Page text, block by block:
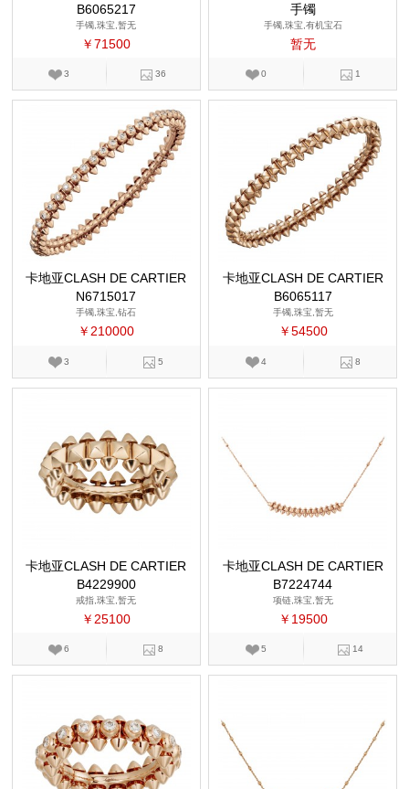
B6065217
手镯,珠宝,暂无
￥71500
3 36
手镯
手镯,珠宝,有机宝石
暂无
0 1
卡地亚CLASH DE CARTIER
N6715017
手镯,珠宝,钻石
￥210000
3 5
卡地亚CLASH DE CARTIER
B6065117
手镯,珠宝,暂无
￥54500
4 8
卡地亚CLASH DE CARTIER
B4229900
戒指,珠宝,暂无
￥25100
6 8
卡地亚CLASH DE CARTIER
B7224744
项链,珠宝,暂无
￥19500
5 14